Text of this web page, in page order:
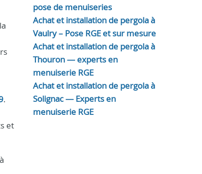
.
et
pose de menuiseries
Achat et installation de pergola à
Vaulry – Pose RGE et sur mesure
Achat et installation de pergola à
Thouron — experts en
menuiserie RGE
Achat et installation de pergola à
Solignac — Experts en
menuiserie RGE